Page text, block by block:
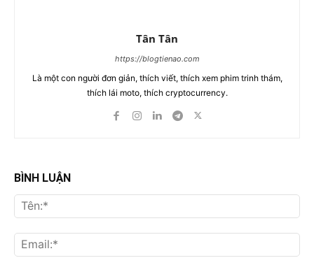
Tân Tân
https://blogtienao.com
Là một con người đơn giản, thích viết, thích xem phim trinh thám,
thích lái moto, thích cryptocurrency.
BÌNH LUẬN